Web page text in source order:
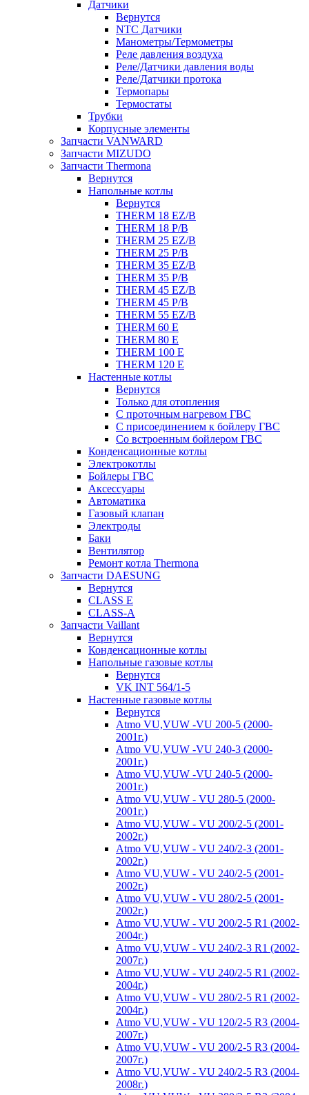
Датчики
Вернутся
NTC Датчики
Манометры/Термометры
Реле давления воздуха
Реле/Датчики давления воды
Реле/Датчики протока
Термопары
Термостаты
Трубки
Корпусные элементы
Запчасти VANWARD
Запчасти MIZUDO
Запчасти Thermona
Вернутся
Напольные котлы
Вернутся
THERM 18 EZ/B
THERM 18 P/B
THERM 25 EZ/B
THERM 25 P/B
THERM 35 EZ/B
THERM 35 P/B
THERM 45 EZ/B
THERM 45 P/B
THERM 55 EZ/B
THERM 60 E
THERM 80 E
THERM 100 E
THERM 120 E
Настенные котлы
Вернутся
Только для отопления
С проточным нагревом ГВС
С присоединением к бойлеру ГВС
Со встроенным бойлером ГВС
Конденсационные котлы
Электрокотлы
Бойлеры ГВС
Аксессуары
Автоматика
Газовый клапан
Электроды
Баки
Вентилятор
Ремонт котла Thermona
Запчасти DAESUNG
Вернутся
CLASS E
CLASS-A
Запчасти Vaillant
Вернутся
Конденсационные котлы
Напольные газовые котлы
Вернутся
VK INT 564/1-5
Настенные газовые котлы
Вернутся
Atmo VU,VUW -VU 200-5 (2000-
2001г.)
Atmo VU,VUW -VU 240-3 (2000-
2001г.)
Atmo VU,VUW -VU 240-5 (2000-
2001г.)
Atmo VU,VUW - VU 280-5 (2000-
2001г.)
Atmo VU,VUW - VU 200/2-5 (2001-
2002г.)
Atmo VU,VUW - VU 240/2-3 (2001-
2002г.)
Atmo VU,VUW - VU 240/2-5 (2001-
2002г.)
Atmo VU,VUW - VU 280/2-5 (2001-
2002г.)
Atmo VU,VUW - VU 200/2-5 R1 (2002-
2004г.)
Atmo VU,VUW - VU 240/2-3 R1 (2002-
2007г.)
Atmo VU,VUW - VU 240/2-5 R1 (2002-
2004г.)
Atmo VU,VUW - VU 280/2-5 R1 (2002-
2004г.)
Atmo VU,VUW - VU 120/2-5 R3 (2004-
2007г.)
Atmo VU,VUW - VU 200/2-5 R3 (2004-
2007г.)
Atmo VU,VUW - VU 240/2-5 R3 (2004-
2008г.)